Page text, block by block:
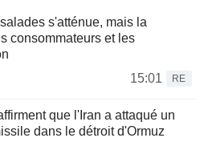
s'atténue, mais la
consommateurs et les
15:01
RE
que l'Iran a attaqué un
dans le détroit d'Ormuz